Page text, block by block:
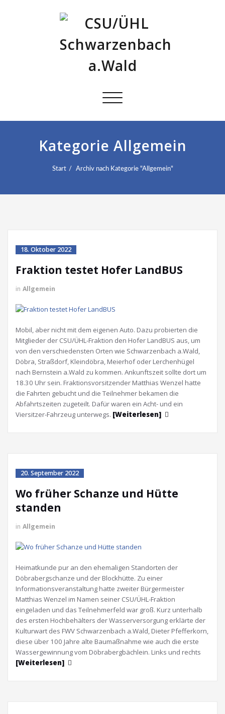
Schalte
Kategorie Allgemein
Start Archiv nach Kategorie "Allgemein"
18. Oktober 2022
Fraktion testet Hofer LandBUS
in Allgemein
Mobil, aber nicht mit dem eigenen Auto. Dazu probierten die
Mitglieder der CSU/ÜHL-Fraktion den Hofer LandBUS aus, um
von den verschiedensten Orten wie Schwarzenbach a.Wald,
Döbra, Straßdorf, Kleindöbra, Meierhof oder Lerchenhügel
nach Bernstein a.Wald zu kommen. Ankunftszeit sollte dort um
18.30 Uhr sein. Fraktionsvorsitzender Matthias Wenzel hatte
die Fahrten gebucht und die Teilnehmer bekamen die
Abfahrtszeiten zugeteilt. Dafür waren ein Acht- und ein
Viersitzer-Fahrzeug unterwegs. [Weiterlesen]
20. September 2022
Wo früher Schanze und Hütte
standen
in Allgemein
Heimatkunde pur an den ehemaligen Standorten der
Döbrabergschanze und der Blockhütte. Zu einer
Informationsveranstaltung hatte zweiter Bürgermeister
Matthias Wenzel im Namen seiner CSU/ÜHL-Fraktion
eingeladen und das Teilnehmerfeld war groß. Kurz unterhalb
des ersten Hochbehälters der Wasserversorgung erklärte der
Kulturwart des FWV Schwarzenbach a.Wald, Dieter Pfefferkorn,
diese über 100 Jahre alte Baumaßnahme wie auch die erste
Wassergewinnung vom Döbrabergbächlein. Links und rechts
[Weiterlesen]